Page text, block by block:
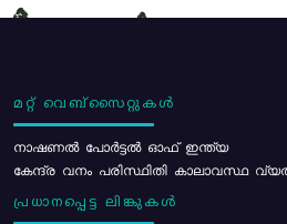
മറ്റ് വെബ്സൈറ്റുകൾ
നാഷണൽ പോർട്ടൽ ഓഫ് ഇന്ത്യ
കേന്ദ്ര വനം പരിസ്ഥിതി കാലാവസ്ഥ
പ്രധാനപ്പെട്ട ലിങ്കുകൾ